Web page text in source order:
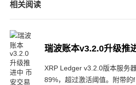
相关阅读
瑞波账本v3.2.0升级推
XRP Ledger v3.2.0版本服务
89%，超过激活阈值。附带的f